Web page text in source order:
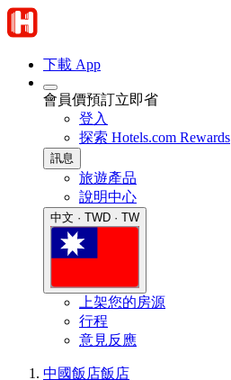
下載 App
會員價預訂立即省
登入
探索 Hotels.com Rewards
訊息
旅遊產品
說明中心
中文 · TWD · TW
上架您的房源
行程
意見反應
中國飯店飯店